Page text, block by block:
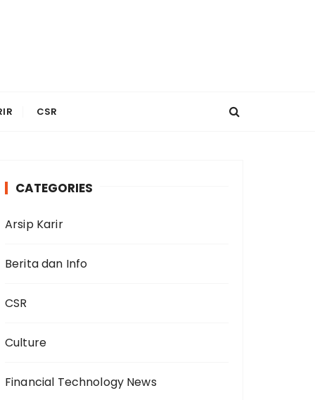
CSR
CATEGORIES
Arsip Karir
Berita dan Info
CSR
Culture
Financial Technology News